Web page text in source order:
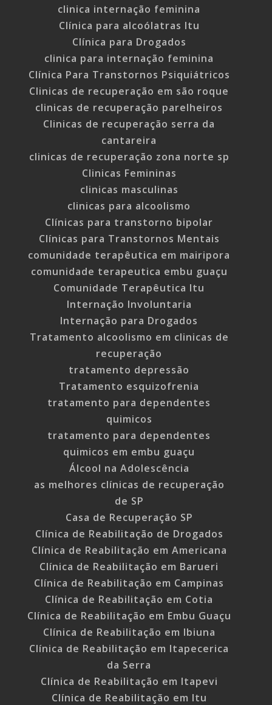
clinica internação feminina
Clínica para alcoólatras Itu
Clínica para Drogados
clinica para internação feminina
Clínica Para Transtornos Psiquiátricos
Clinicas de recuperação em são roque
clinicas de recuperação parelheiros
Clinicas de recuperação serra da
cantareira
clinicas de recuperação zona norte sp
Clinicas Femininas
clinicas masculinas
clinicas para alcoolismo
Clínicas para transtorno bipolar
Clínicas para Transtornos Mentais
comunidade terapêutica em mairipora
comunidade terapeutica embu guaçu
Comunidade Terapêutica Itu
Internação Involuntaria
Internação para Drogados
Tratamento alcoolismo em clinicas de
recuperação
tratamento depressão
Tratamento esquizofrenia
tratamento para dependentes
quimicos
tratamento para dependentes
quimicos em embu guaçu
Álcool na Adolescência
as melhores clínicas de recuperação
de SP
Casa de Recuperação SP
Clínica de Reabilitação de Drogados
Clínica de Reabilitação em Americana
Clínica de Reabilitação em Barueri
Clínica de Reabilitação em Campinas
Clínica de Reabilitação em Cotia
Clínica de Reabilitação em Embu Guaçu
Clínica de Reabilitação em Ibiuna
Clínica de Reabilitação em Itapecerica
da Serra
Clínica de Reabilitação em Itapevi
Clínica de Reabilitação em Itu